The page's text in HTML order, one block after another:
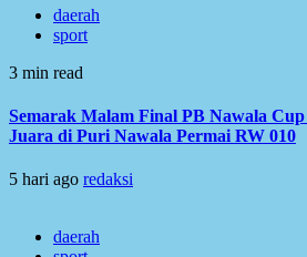
daerah
sport
3 min read
Semarak Malam Final PB Nawala
Juara di Puri Nawala Permai RW 010
5 hari ago redaksi
daerah